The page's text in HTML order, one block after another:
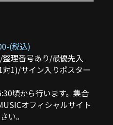
(税込)
理番号あり/最優先入
1)/サイン入りポスター
頃から行います。集合
オフィシャルサイト
い。